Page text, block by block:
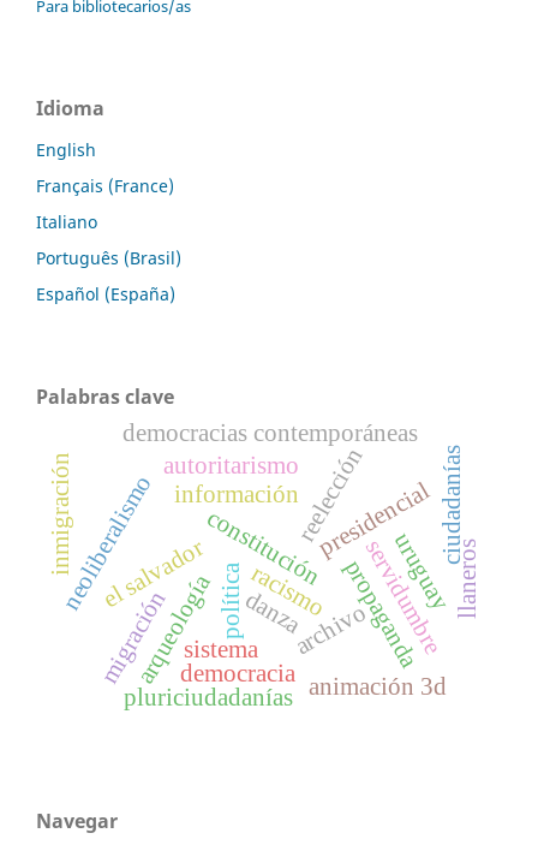
Para bibliotecarios/as
Idioma
English
Français (France)
Italiano
Português (Brasil)
Español (España)
Palabras clave
archivo
política
arqueologíademocracia
presidencial
reelección
sistema
el salvadorconstitución
información
propaganda
neoliberalismo servidumbre
racismo
migración animación 3d
democracias contemporáneas
uruguay
autoritarismo ciudadanías
pluriciudadanías
inmigración
danza llaneros
Navegar